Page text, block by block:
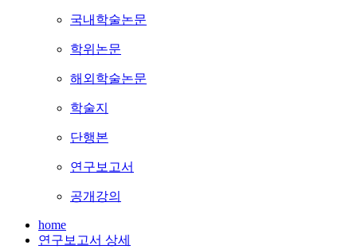
국내학술논문
학위논문
해외학술논문
학술지
단행본
연구보고서
공개강의
home
연구보고서 상세